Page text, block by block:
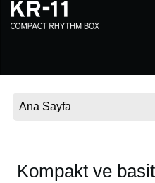
Haberler
KORG Hakkında
Kompakt ve